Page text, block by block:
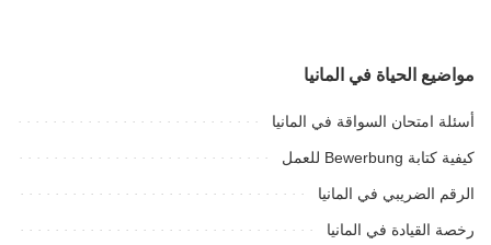
مواضيع الحياة في المانيا
أسئلة امتحان السواقة في المانيا
كيفية كتابة Bewerbung للعمل
الرقم الضريبي في المانيا
رخصة القيادة في المانيا